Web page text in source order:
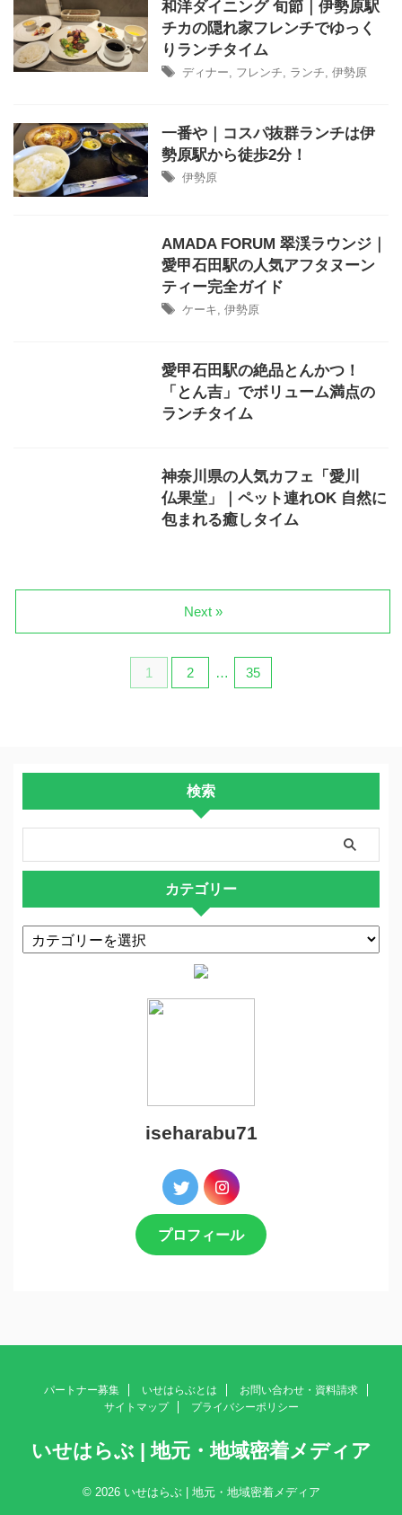
和洋ダイニング 旬節｜伊勢原駅
チカの隠れ家フレンチでゆっく
りランチタイム
ディナー フレンチ ランチ 伊勢原
一番や｜コスパ抜群ランチは伊
勢原駅から徒歩2分！
伊勢原
AMADA FORUM 翠渓ラウンジ｜
愛甲石田駅の人気アフタヌーン
ティー完全ガイド
ケーキ, 伊勢原
愛甲石田駅の絶品とんかつ！
「とん吉」でボリューム満点の
ランチタイム
神奈川県の人気カフェ「愛川
仏果堂」｜ペット連れOK 自然に
包まれる癒しタイム
1 2 … 35
Next »
検索
カテゴリー
iseharabu71
プロフィール
パートナー募集 いせはらぶとは
お問い合わせ・資料請求
サイトマップ
プライバシーポリシー
いせはらぶ | 地元・地域密着メディア
© 2026 いせはらぶ | 地元・地域密着メディア